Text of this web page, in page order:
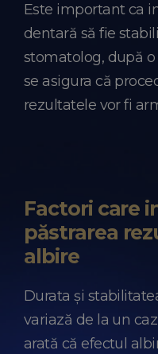
Este important ca
dentară să fie
stomatolog, după
se asigura că
rezultatele vor fi
Factori care
păstrarea
albire
Durata și
variază de la un
arată că efectul